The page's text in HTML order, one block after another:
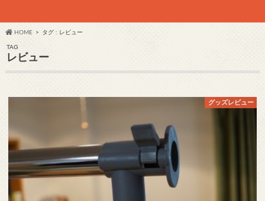
HOME タグ : レビュー
TAG
レビュー
グッズレビュー